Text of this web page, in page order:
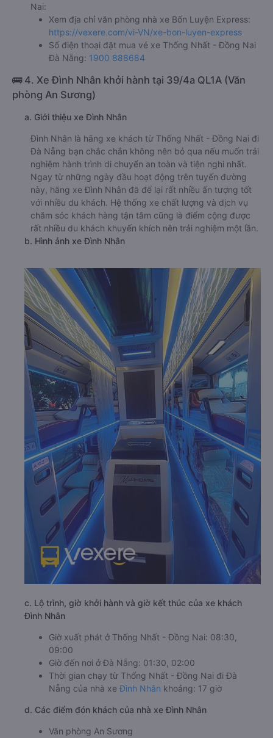
Nai:
Xem địa chỉ văn phòng nhà xe Bốn Luyện Express:
https://vexere.com/vi-VN/xe-bon-luyen-express
Số điện thoại đặt mua vé xe Thống Nhất - Đồng Nai
Đà Nẵng: 1900 888684
🚌 4. Xe Đình Nhân khởi hành tại 39/4a QL1A (Văn
phòng An Sương)
a. Giới thiệu xe Đình Nhân
Đình Nhân là hãng xe khách từ Thống Nhất - Đồng Nai đi
Đà Nẵng bạn chắc chắn không nên bỏ qua nếu muốn trải
nghiệm hành trình di chuyển an toàn và tiện nghi nhất.
Ngay từ những ngày đầu hoạt động trên tuyến đường
này, hãng xe Đình Nhân đã để lại rất nhiều ấn tượng tốt
với nhiều du khách. Hệ thống xe chất lượng và dịch vụ
chăm sóc khách hàng tận tâm cũng là điểm cộng được
rất nhiều du khách khuyến khích nên trải nghiệm một lần.
b. Hình ảnh xe Đình Nhân
c. Lộ trình, giờ khởi hành và giờ kết thúc của xe khách
Đình Nhân
Giờ xuất phát ở Thống Nhất - Đồng Nai: 08:30,
09:00
Giờ đến nơi ở Đà Nẵng: 01:30, 02:00
Thời gian chạy từ Thống Nhất - Đồng Nai đi Đà
Nẵng của nhà xe Đình Nhân khoảng: 17 giờ
d. Các điểm đón khách của nhà xe Đình Nhân
Văn phòng An Sương